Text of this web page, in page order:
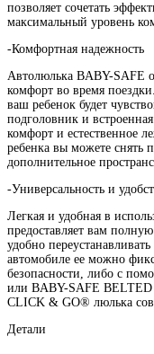
позволяет сочетать
максимальный уровень
-Комфортная надежность
Автолюлька BABY-SAFE
комфорт во время
ваш ребенок будет
подголовник и
комфорт и естественное
ребенка вы можете снять
дополнительное
-Универсальность и
Легкая и удобная в
предоставляет вам
удобно
автомобиле ее можно
безопасности, либо с
или BABY-SAFE BELTED
CLICK & GO® люлька
Детали